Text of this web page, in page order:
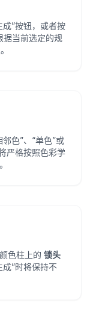
”按钮，或者按
据当前选定的规
色”、“单色”或
严格按照色彩学
色柱上的 锁头
”时将保持不